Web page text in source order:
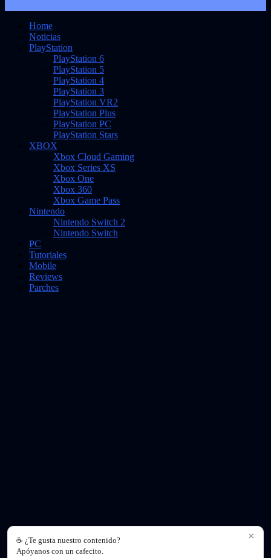
Home
Noticias
PlayStation
PlayStation 6
PlayStation 5
PlayStation 4
PlayStation 3
PlayStation VR2
PlayStation Plus
PlayStation PC
PlayStation Stars
XBOX
Xbox Cloud Gaming
Xbox Series XS
Xbox One
Xbox 360
Xbox Game Pass
Nintendo
Nintendo Switch 2
Nintendo Switch
PC
Tutoriales
Mobile
Reviews
Parches
×
☕ ¿Te gusta nuestro contenido?
Apóyanos con un cafecito.